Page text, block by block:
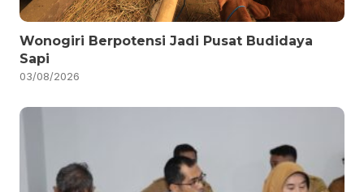
Wonogiri Berpotensi Jadi Pusat Budidaya
Sapi
03/08/2026